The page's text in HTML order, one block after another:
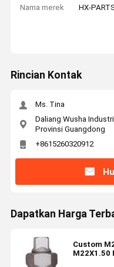
Nama merek HX-
Rincian Kontak
Ms. Tina
Daliang Wusha
Provinsi Guangdong
+8615260320912
Dapatkan Harga
Custom
M22X1.50